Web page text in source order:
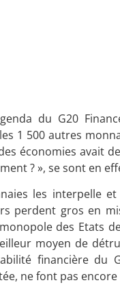
du G20
1 500 autres
économies avait
? », se sont en
les interpelle
perdent gros en
des Etats
moyen de
financière
ne font pas